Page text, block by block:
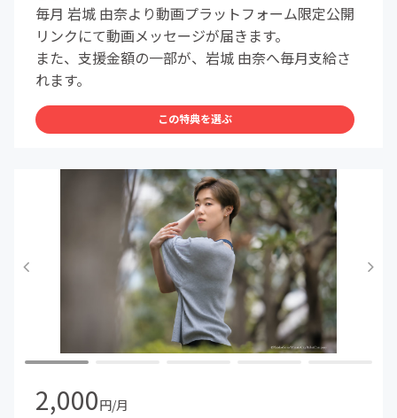
毎月 岩城 由奈より動画プラットフォーム限定公開
リンクにて動画メッセージが届きます。
また、支援金額の一部が、岩城 由奈へ毎月支給さ
れます。
この特典を選ぶ
2,000円/月